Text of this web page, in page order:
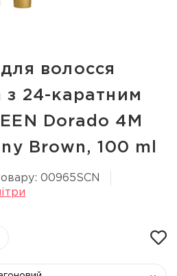
волосся
з 24-каратним
Dorado 4M
Вrown, 100 ml
00965SCN